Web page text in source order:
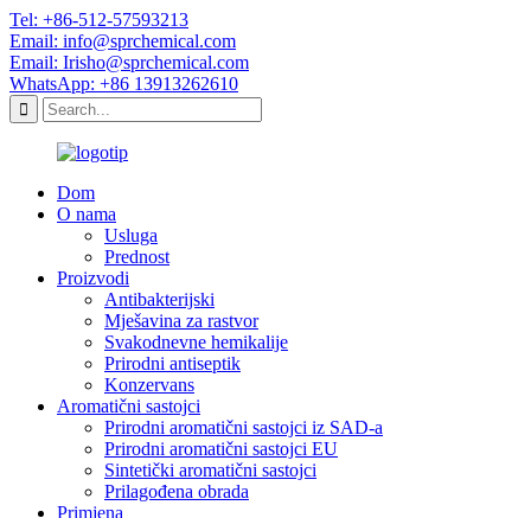
Tel: +86-512-57593213
Email: info@sprchemical.com
Email: Irisho@sprchemical.com
WhatsApp: +86 13913262610
Dom
O nama
Usluga
Prednost
Proizvodi
Antibakterijski
Mješavina za rastvor
Svakodnevne hemikalije
Prirodni antiseptik
Konzervans
Aromatični sastojci
Prirodni aromatični sastojci iz SAD-a
Prirodni aromatični sastojci EU
Sintetički aromatični sastojci
Prilagođena obrada
Primjena